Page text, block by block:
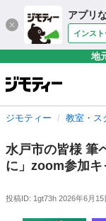
アプリ
インス
地
ジモティー 教室・ス
水戸市の皆様 筆
に」zoom参加
投稿ID: 1gt73h 2026年6月15